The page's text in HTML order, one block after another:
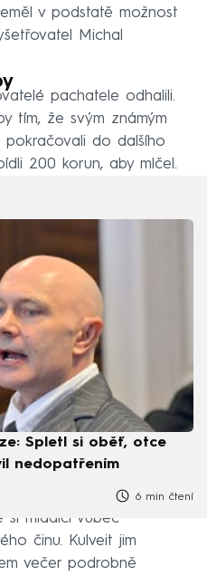
v podstatě možnost
Michal
pachatele odhalili.
tím, že svým známým
do dalšího
200 korun, aby mlčel.
Spletl si oběť, otce
nedopatřením
6 min čtení
si mladíci vůbec
činu. Kulveit jim
večer podrobně